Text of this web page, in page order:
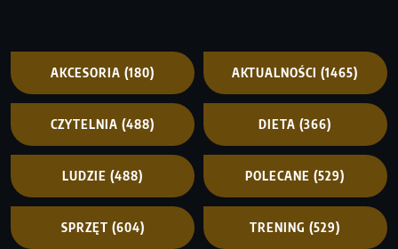
AKCESORIA (180) AKTUALNOŚCI (1465)
CZYTELNIA (488) DIETA (366)
LUDZIE (488) POLECANE (529)
SPRZĘT (604) TRENING (529)